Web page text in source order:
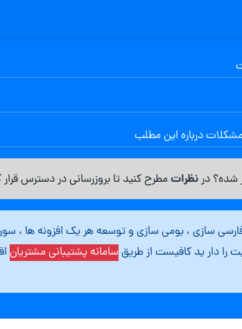
درباره این مطلب
شده؟ درنظراتمطرح کنید تا بروزرسانی در دسترس قرار
فارسی سازی ، بومی سازی و توسعه هر یک افزونه ها ،
را دار ید کافیست از طریقسامانه پشتیبانی مشتریان